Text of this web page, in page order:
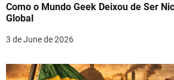
Como o Mundo Geek Deixou de Ser
Global
3 de June de 2026